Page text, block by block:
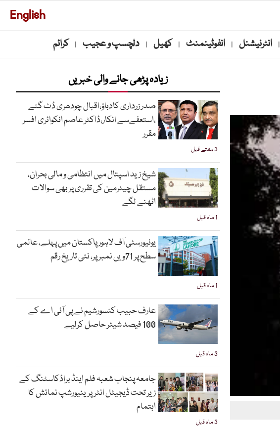
English
| انٹرنیشنل | انفوٹینمنٹ | کھیل | دلچسپ و عجیب | کرائم
زیادہ پڑھی جانے والی خبریں
3 ہفتے قبل
صدر زرداری کادباؤ،اقبال چودھری ڈٹ گئے
،استعفےسے انکار،ڈاکٹر عاصم انکوائری افسر
مقرر
1 ماہ قبل
شیخ زید اسپتال میں انتظامی و مالی بحران،
مستقل چیئرمین کی تقرری پر بھی سوالات
اٹھنے لگے
1 ماہ قبل
یونیورسٹی آف لاہور پاکستان میں پہلے، عالمی
سطح پر 71ویں نمبر پر، نئی تاریخ رقم
3 ماہ قبل
عارف حبیب کنسورشیم نے پی آئی اے کے
100 فیصد شیئر حاصل کرلیے
3 ماہ قبل
جامعہ پنجاب شعبہ فلم اینڈ براڈکاسٹنگ کے
زیر تحت ڈیجیٹل انٹرپرینیورشپ نمائش کا
اہتمام